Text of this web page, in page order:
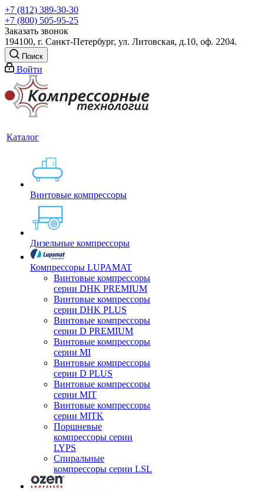
+7 (812) 389-30-30
+7 (800) 505-95-25
Заказать звонок
194100, г. Санкт-Петербург, ул. Литовская, д.10, оф. 2204.
Поиск
Войти
Каталог
Винтовые компрессоры
Дизельные компрессоры
Компрессоры LUPAMAT
Винтовые компрессоры
серии DHK PREMIUM
Винтовые компрессоры
серии DHK PLUS
Винтовые компрессоры
серии D PREMIUM
Винтовые компрессоры
серии MI
Винтовые компрессоры
серии D PLUS
Винтовые компрессоры
серии MIT
Винтовые компрессоры
серии MITK
Поршневые
компрессоры серии
LYPS
Спиральные
компрессоры серии LSL